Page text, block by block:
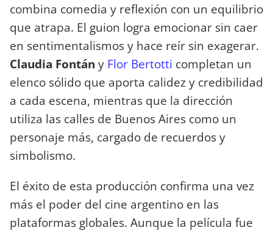
combina comedia y reflexión con un equilibrio
que atrapa. El guion logra emocionar sin caer
en sentimentalismos y hace reír sin exagerar.
Claudia Fontán y Flor Bertotti completan un
elenco sólido que aporta calidez y credibilidad
a cada escena, mientras que la dirección
utiliza las calles de Buenos Aires como un
personaje más, cargado de recuerdos y
simbolismo.
El éxito de esta producción confirma una vez
más el poder del cine argentino en las
plataformas globales. Aunque la película fue